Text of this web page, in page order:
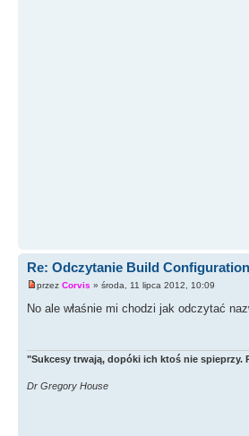
Re: Odczytanie Build
przez Corvis » środa, 11 lipca 2012, 10:09
No ale właśnie mi chodzi jak odczytać
"Sukcesy trwają, dopóki ich ktoś nie spieprzy.
Dr Gregory House